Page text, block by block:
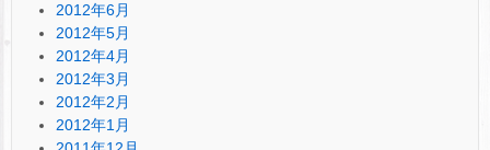
2012年6月
2012年5月
2012年4月
2012年3月
2012年2月
2012年1月